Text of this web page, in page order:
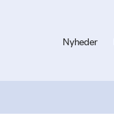
Nyheder